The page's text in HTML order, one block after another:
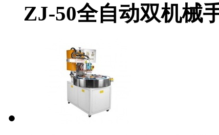
ZJ-50全自动双机械